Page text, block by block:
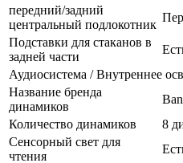
передний/задний
центральный подлокотник
Подставки для стаканов в
задней части
Аудиосистема / Внутреннее
Название бренда
динамиков
Количество динамиков
8
Сенсорный свет для
чтения